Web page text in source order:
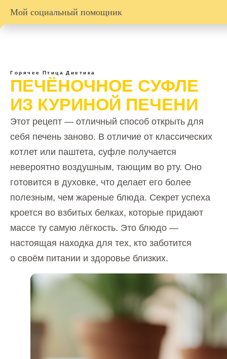
Мой социальный помощник
Горячее Птица Диетика
ПЕЧЁНОЧНОЕ СУФЛЕ
ИЗ КУРИНОЙ ПЕЧЕНИ
Этот рецепт — отличный способ открыть для
себя печень заново. В отличие от классических
котлет или паштета, суфле получается
невероятно воздушным, тающим во рту. Оно
готовится в духовке, что делает его более
полезным, чем жареные блюда. Секрет успеха
кроется во взбитых белках, которые придают
массе ту самую лёгкость. Это блюдо —
настоящая находка для тех, кто заботится
о своём питании и здоровье близких.